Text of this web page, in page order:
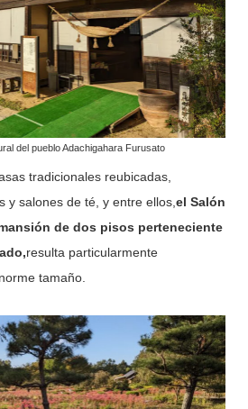
del pueblo Adachigahara Furusato
tradicionales reubicadas,
y salones de té, y entre ellos, el Salón
de dos pisos perteneciente
resulta particularmente
tamaño.